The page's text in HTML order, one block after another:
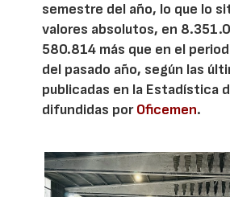
semestre del año, lo que lo
valores absolutos, en
580.814 más que en el
del pasado año, según las
publicadas en la Estadística
difundidas porOficemen.